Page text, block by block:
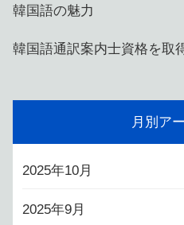
韓国語の魅力
韓国語通訳案内士資格を取
月別ア
2025年10月
2025年9月